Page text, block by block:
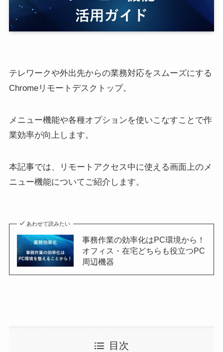
テレワークや外出先からの業務対応をスムーズにする
Chromeリモートデスクトップ。
メニュー機能や各種オプションを使いこなすことで作
業効率が向上します。
本記事では、リモートアクセス中に使える画面上のメ
ニュー機能についてご紹介します。
あわせて読みたい
事務作業の効率化はPC環境から！
オフィス・在宅どちらも役立つPC
周辺機器
目次